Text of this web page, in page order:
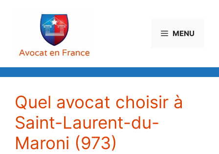
MENU
Quel avocat choisir à
Saint-Laurent-du-
Maroni (973)